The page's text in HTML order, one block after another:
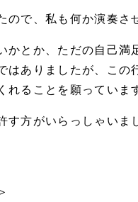
ので、私も何か演奏さ
かとか、ただの自己満
はありましたが、この
れることを願っていま
す方がいらっしゃいま